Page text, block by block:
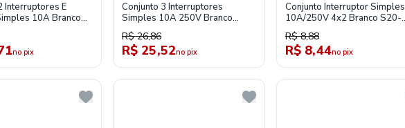
Interruptores E
10A Branco
no pix
Conjunto 3 Interruptores
Simples 10A 250V Branco
20937-30 S20-Simon
R$ 26,86
R$ 25,52no pix
Conjunto Interruptor Simples
10A/250V 4x2 Branco S20-
Simon
R$ 8,88
R$ 8,44no pix